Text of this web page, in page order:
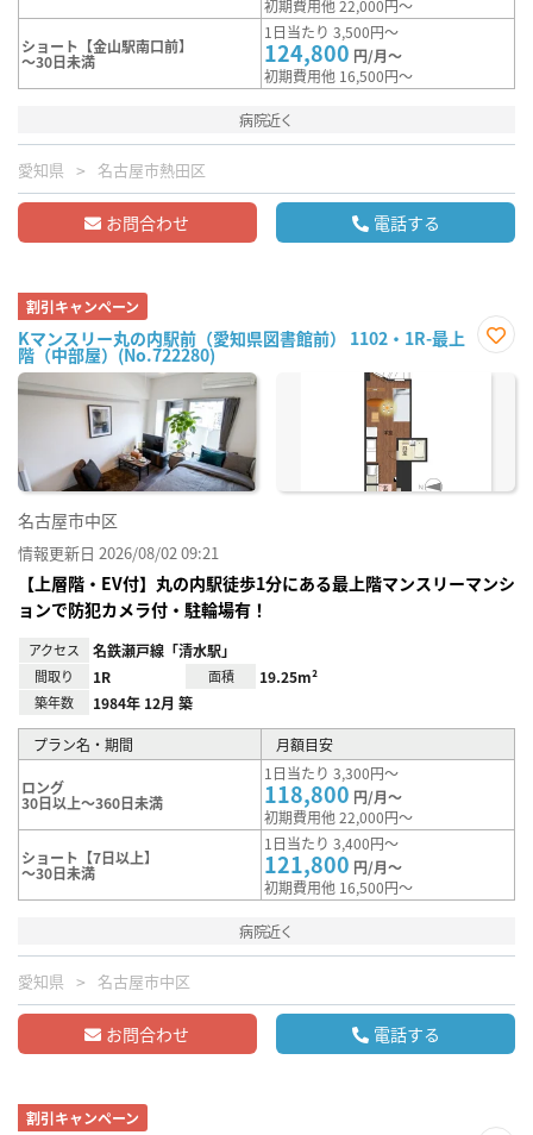
初期費用他 22,000円～
ショート【金山駅南口前】
～30日未満
1日当たり 3,500円～
124,800 円/月～
初期費用他 16,500円～
病院近く
愛知県 名古屋市熱田区
お問合わせ 電話する
割引キャンペーン
Kマンスリー丸の内駅前（愛知県図書館前） 1102・1R-最上
階（中部屋）(No.722280)
に入
名古屋市中区
情報更新日 2026/08/02 09:21
【上層階・EV付】丸の内駅徒歩1分にある最上階マンスリーマンシ
ョンで防犯カメラ付・駐輪場有！
アクセス 名鉄瀬戸線「清水駅」
間取り 1R 面積 19.25m²
築年数 1984年 12月 築
プラン名・期間 月額目安
ロング
30日以上～360日未満
1日当たり 3,300円～
118,800 円/月～
初期費用他 22,000円～
ショート【7日以上】
～30日未満
1日当たり 3,400円～
121,800 円/月～
初期費用他 16,500円～
病院近く
愛知県 名古屋市中区
お問合わせ 電話する
割引キャンペーン